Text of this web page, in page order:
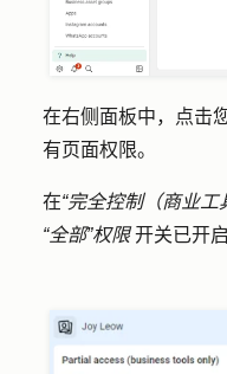
在右侧面板中，点击
有页面权限。
在“完全控制（商业工
“全部”权限开关已开启